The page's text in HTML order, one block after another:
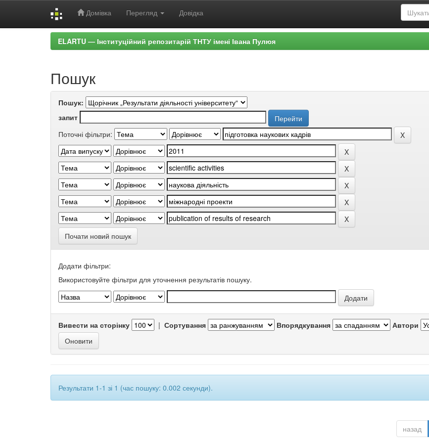
Домівка Перегляд Довідка
ELARTU — Інституційний репозитарій ТНТУ імені Івана Пулюя
Пошук
Пошук:
запит
Поточні фільтри:
Почати новий пошук
Додати фільтри:
Використовуйте фільтри для уточнення результатів пошуку.
Вивести на сторінку | Сортування Впорядкування Автори
Результати 1-1 зі 1 (час пошуку: 0.002 секунди).
назад